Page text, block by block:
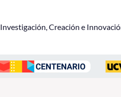
Investigación, Creación e